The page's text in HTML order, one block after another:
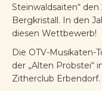
Steinwaldsaiten“
Bergkristall. In den
diesen Wettbewerb!
Die OTV-Musikaten-
der „Alten Probstei“
Zitherclub Erbendorf.